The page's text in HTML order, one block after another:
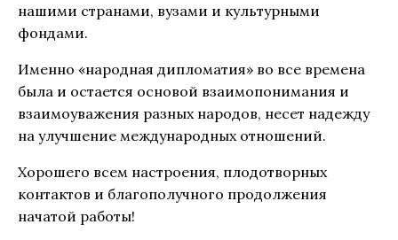
нашими странами, вузами и культурными
фондами.
Именно «народная дипломатия» во все времена
была и остается основой взаимопонимания и
взаимоуважения разных народов, несет надежду
на улучшение международных отношений.
Хорошего всем настроения, плодотворных
контактов и благополучного продолжения
начатой работы!